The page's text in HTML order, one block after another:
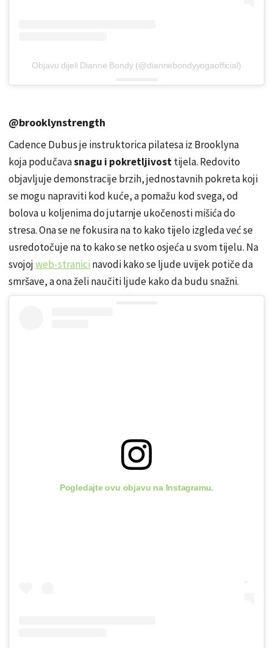
Objavu dijeli Dianne Bondy (@diannebondyyogaofficial)
@brooklynstrength
Cadence Dubus je instruktorica pilatesa iz Brooklyna
koja podučavasnagu i pokretljivosttijela. Redovito
objavljuje demonstracije brzih, jednostavnih pokreta koji
se mogu napraviti kod kuće, a pomažu kod svega, od
bolova u koljenima do jutarnje ukočenosti mišića do
stresa. Ona se ne fokusira na to kako tijelo izgleda već se
usredotočuje na to kako se netko osjeća u svom tijelu. Na
svojojweb-stranici navodi kako se ljude uvijek potiče da
smršave, a ona želi naučiti ljude kako da budu snažni.
Pogledajte ovu objavu na Instagramu.